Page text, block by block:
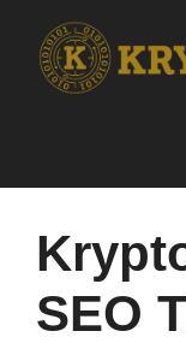
content
SEO